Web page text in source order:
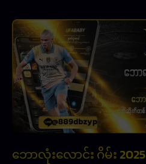
ဘောလုံးလောင်း ဂိမ်း 2025